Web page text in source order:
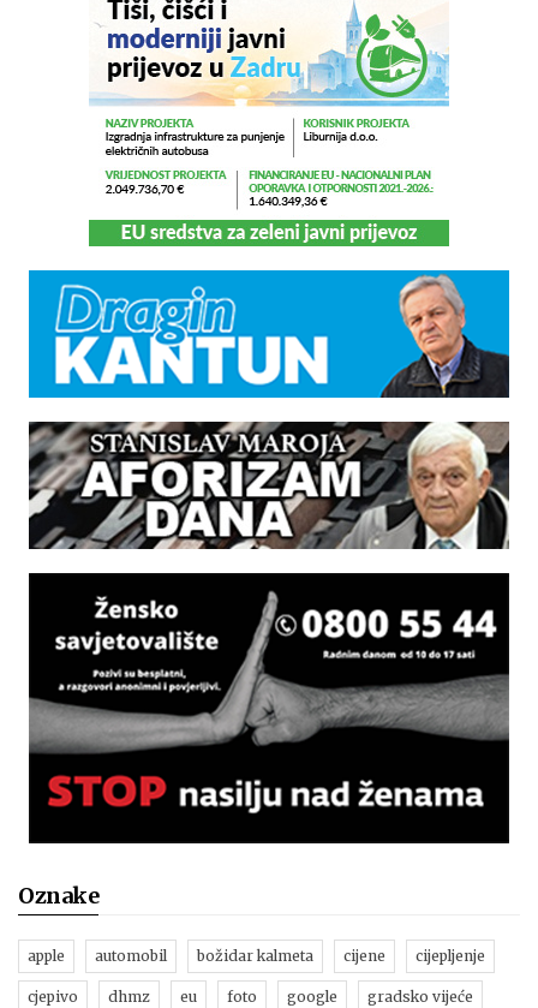
Oznake
apple automobil božidar kalmeta cijene cijepljenje
cjepivo dhmz eu foto google gradsko vijeće